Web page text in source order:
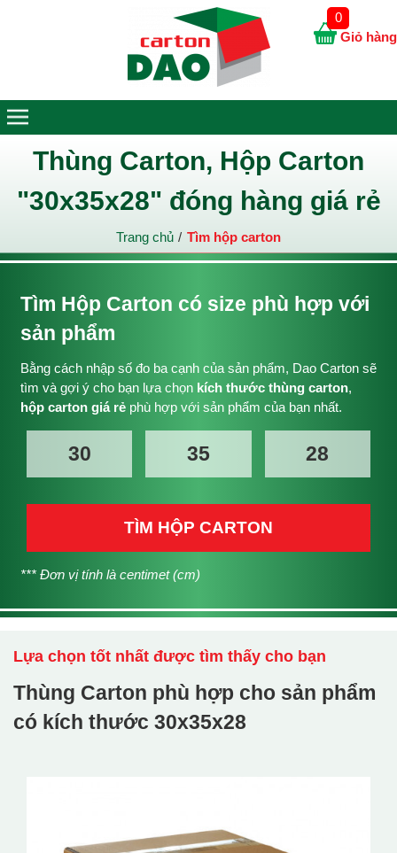
Thùng Carton, Hộp Carton
"30x35x28" đóng hàng giá rẻ
Trang chủ Tìm hộp carton
Tìm Hộp Carton có size phù hợp với
sản phẩm
Bằng cách nhập số đo ba cạnh của sản phẩm, Dao Carton sẽ
tìm và gợi ý cho bạn lựa chọn kích thước thùng carton,
hộp carton giá rẻphù hợp với sản phẩm của bạn nhất.
TÌM HỘP CARTON
*** Đơn vị tính là centimet (cm)
Lựa chọn tốt nhất được tìm thấy cho bạn
Thùng Carton phù hợp cho sản phẩm
có kích thước 30x35x28
Giỏ hàng
0